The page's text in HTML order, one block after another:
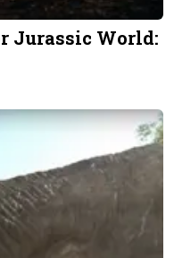
Jurassic World: